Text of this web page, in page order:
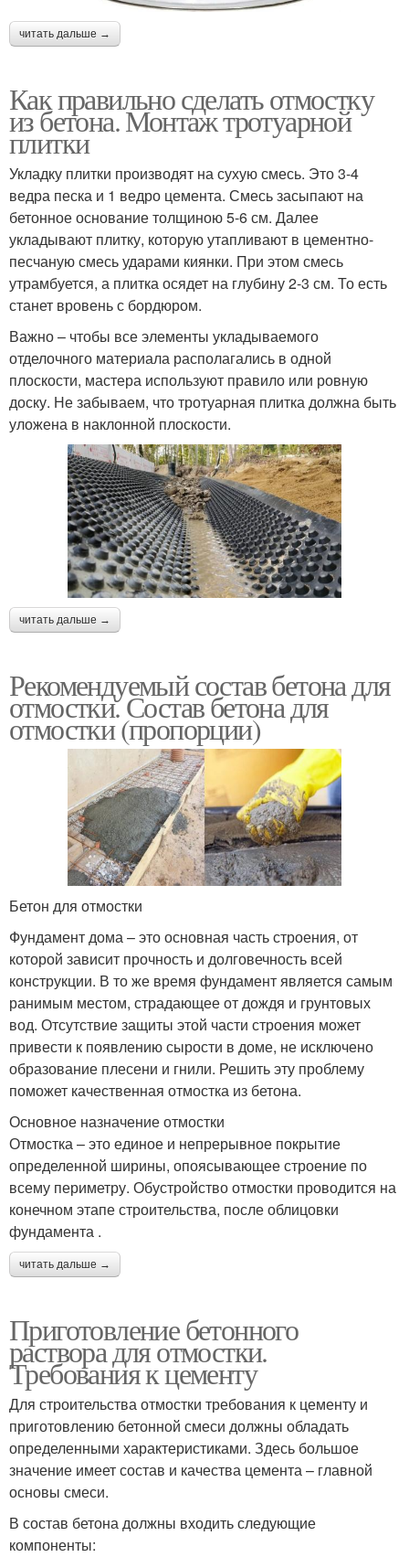
читать дальше →
Как правильно сделать отмостку
из бетона. Монтаж тротуарной
плитки
Укладку плитки производят на сухую смесь. Это 3-4
ведра песка и 1 ведро цемента. Смесь засыпают на
бетонное основание толщиною 5-6 см. Далее
укладывают плитку, которую утапливают в цементно-
песчаную смесь ударами киянки. При этом смесь
утрамбуется, а плитка осядет на глубину 2-3 см. То есть
станет вровень с бордюром.
Важно – чтобы все элементы укладываемого
отделочного материала располагались в одной
плоскости, мастера используют правило или ровную
доску. Не забываем, что тротуарная плитка должна быть
уложена в наклонной плоскости.
читать дальше →
Рекомендуемый состав бетона для
отмостки. Состав бетона для
отмостки (пропорции)
Бетон для отмостки
Фундамент дома – это основная часть строения, от
которой зависит прочность и долговечность всей
конструкции. В то же время фундамент является самым
ранимым местом, страдающее от дождя и грунтовых
вод. Отсутствие защиты этой части строения может
привести к появлению сырости в доме, не исключено
образование плесени и гнили. Решить эту проблему
поможет качественная отмостка из бетона.
Основное назначение отмостки
Отмостка – это единое и непрерывное покрытие
определенной ширины, опоясывающее строение по
всему периметру. Обустройство отмостки проводится на
конечном этапе строительства, после облицовки
фундамента .
читать дальше →
Приготовление бетонного
раствора для отмостки.
Требования к цементу
Для строительства отмостки требования к цементу и
приготовлению бетонной смеси должны обладать
определенными характеристиками. Здесь большое
значение имеет состав и качества цемента – главной
основы смеси.
В состав бетона должны входить следующие
компоненты: